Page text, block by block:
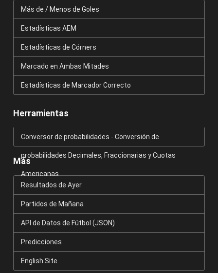
Más de / Menos de Goles
Estadísticas AEM
Estadísticas de Córners
Marcado en Ambas Mitades
Estadísticas de Marcador Correcto
Herramientas
Conversor de probabilidades - Conversión de
probabilidades Decimales, Fraccionarias y Cuotas
Americanas
Más
Resultados de Ayer
Partidos de Mañana
API de Datos de Fútbol (JSON)
Predicciones
English Site